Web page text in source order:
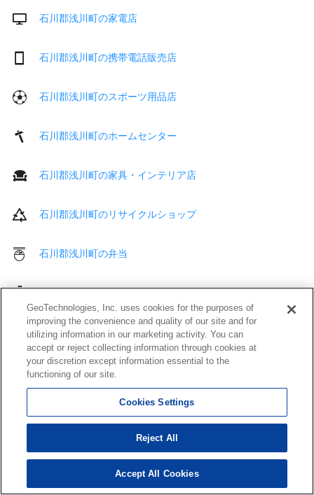
石川郡浅川町の家電店
石川郡浅川町の携帯電話販売店
石川郡浅川町のスポーツ用品店
石川郡浅川町のホームセンター
石川郡浅川町の家具・インテリア店
石川郡浅川町のリサイクルショップ
石川郡浅川町の弁当
石川郡浅川町の酒屋
石川郡浅川町の書店
石川郡浅川町の花屋・園芸店
石川郡浅川町のレンタカー
GeoTechnologies, Inc. uses cookies for the purposes of
improving the convenience and quality of our site and for
utilizing information in our marketing activity. You can
accept or reject collecting information through cookies at
your discretion except information essential to the
functioning of our site.
Cookies Settings
Reject All
Accept All Cookies